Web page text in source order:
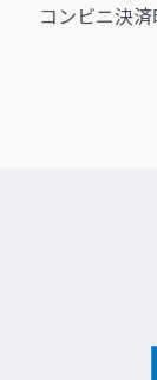
コンビニ決